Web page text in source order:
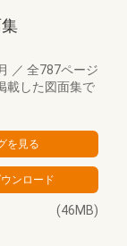
／ 全787ページ
載した図面集で
(46MB)